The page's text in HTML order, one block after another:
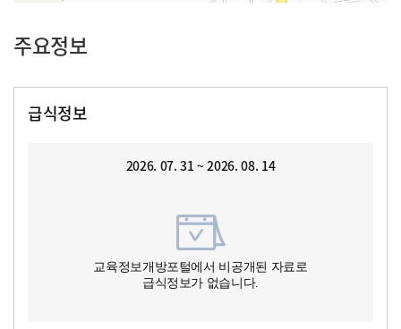
주요정보
급식정보
2026. 07. 31 ~ 2026. 08. 14
교육정보개방포털에서 비공개된 자료로
급식정보가 없습니다.